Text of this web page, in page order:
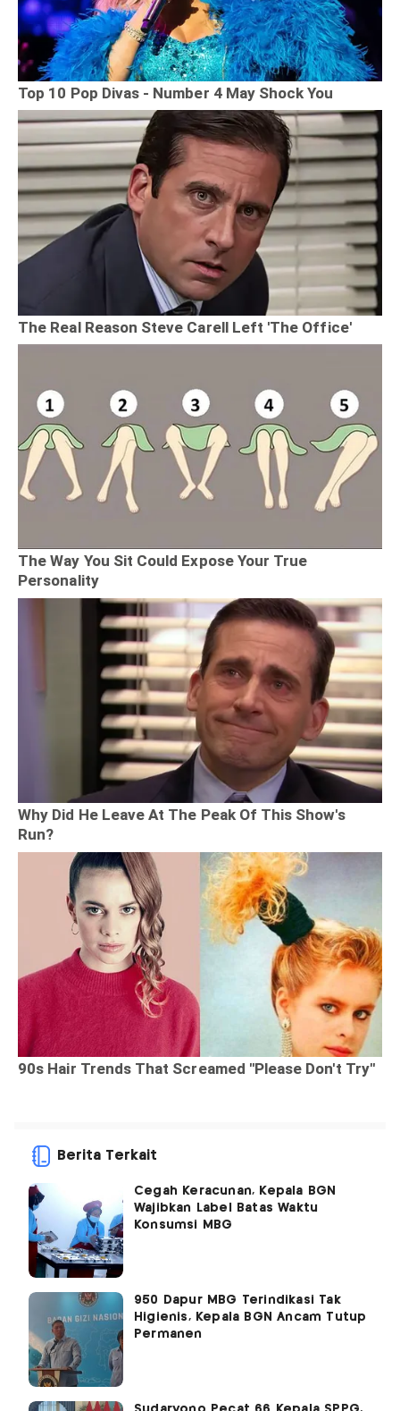
Berita Terkait
Cegah Keracunan, Kepala BGN
Wajibkan Label Batas Waktu
Konsumsi MBG
950 Dapur MBG Terindikasi Tak
Higienis, Kepala BGN Ancam Tutup
Permanen